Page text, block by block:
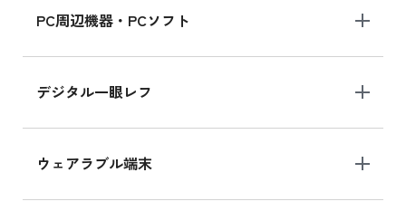
PC周辺機器・PCソフト
デジタル一眼レフ
ウェアラブル端末
MK2K3J/Aの新品買取価格はこちら